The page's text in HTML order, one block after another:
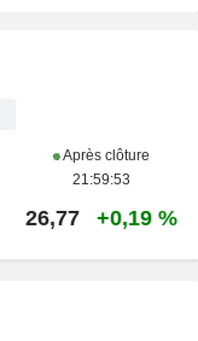
Après clôture
21:59:53
26,77 +0,19 %